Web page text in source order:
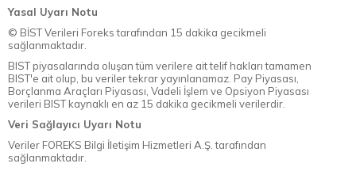
Yasal Uyarı Notu
© BİST Verileri Foreks tarafından 15 dakika gecikmeli
sağlanmaktadır.
BIST piyasalarında oluşan tüm verilere ait telif hakları tamamen
BIST'e ait olup, bu veriler tekrar yayınlanamaz. Pay Piyasası,
Borçlanma Araçları Piyasası, Vadeli İşlem ve Opsiyon Piyasası
verileri BIST kaynaklı en az 15 dakika gecikmeli verilerdir.
Veri Sağlayıcı Uyarı Notu
Veriler FOREKS Bilgi İletişim Hizmetleri A.Ş. tarafından
sağlanmaktadır.